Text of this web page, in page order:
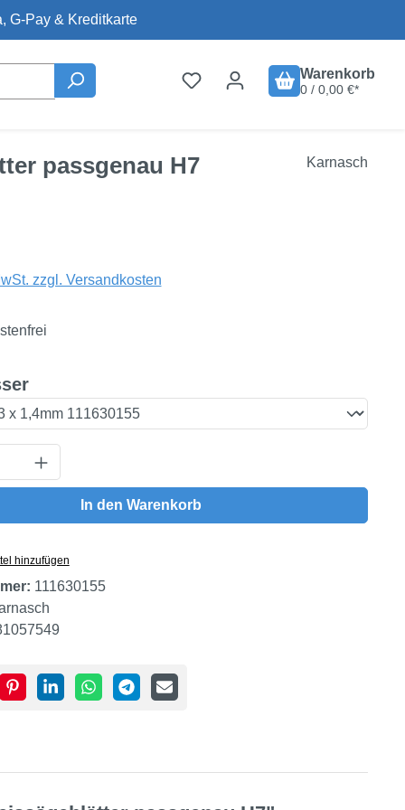
G-Pay & Kreditkarte
Warenkorb
0 / 0,00 €*
passgenau H7 Karnasch
zzgl. Versandkosten
auswählen
Gib den gewünschten Wert ein
In den Warenkorb
hinzufügen
111630155